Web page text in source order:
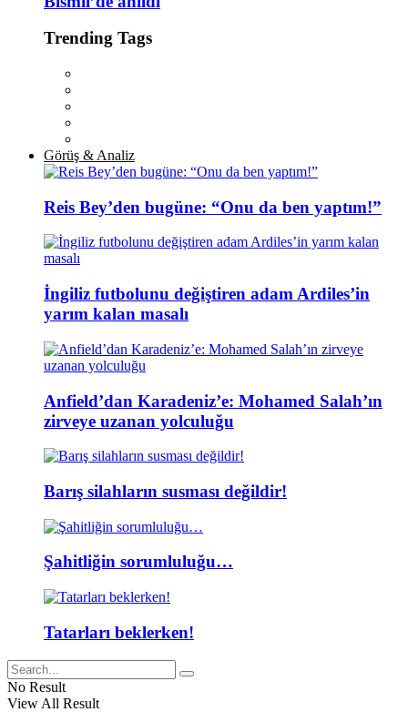
Trending Tags
Görüş & Analiz
Reis Bey’den bugüne: “Onu da ben yaptım!”
İngiliz futbolunu değiştiren adam Ardiles’in
yarım kalan masalı
Anfield’dan Karadeniz’e: Mohamed Salah’ın
zirveye uzanan yolculuğu
Barış silahların susması değildir!
Şahitliğin sorumluluğu…
Tatarları beklerken!
No Result
View All Result